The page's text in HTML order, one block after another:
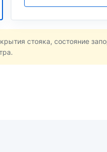
стояка, состояние